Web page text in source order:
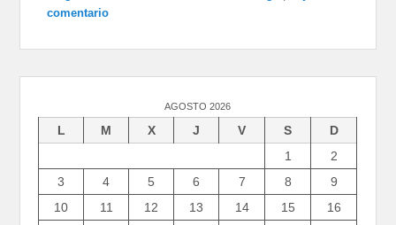
comentario
AGOSTO 2026
L M X J V S
D
1
2
3
4 5 6 7 8
9
10
11 12 13 14 15
16